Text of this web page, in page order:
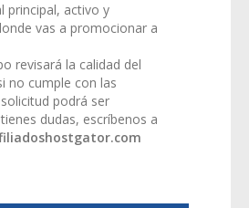
principal, activo y
vas a promocionar a
revisará la calidad del
no cumple con las
podrá ser
dudas, escríbenos a